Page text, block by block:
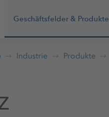
Geschäftsfelder & Produkte
Industrie Produkte